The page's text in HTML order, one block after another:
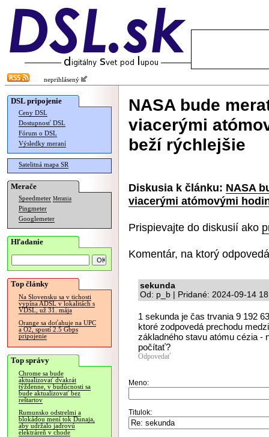
neprihlásený
DSL pripojenie
Ceny DSL
Dostupnosť DSL
Fórum o DSL
Výsledky meraní
Satelitná mapa SR
Merače
Speedmeter Merania
Pingmeter
Googlemeter
Hľadanie
Top články
Na Slovensku sa v tichosti
vypína ADSL v lokalitách s
VDSL, už 31. mája
Orange sa doťahuje na UPC
a O2, spustí 2.5 Gbps
pripojenie
Top správy
Chrome sa bude
aktualizovať dvakrát
týždenne, v budúcnosti sa
bude aktualizovať bez
reštartov
Rumunsko odstrelmi a
blokádou mení tok Dunaja,
aby udržalo jadrovú
elektráreň v chode
NASA bude
viacerými
beží rýchlejšie
Diskusia k článku: NASA
viacerými atómovými
Prispievajte do diskusií ako
Komentár, na ktorý
sekunda
Od: p_b | Pridané: 2024-09-14
1 sekunda je čas trvania 9 192
ktoré zodpovedá prechodu
základného stavu atómu cézia -
počítať?
Odpovedať
Meno:
Titulok: